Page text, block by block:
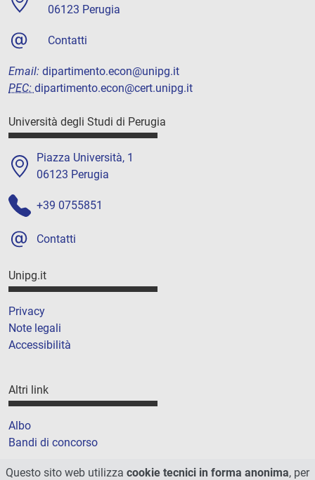
06123 Perugia
Contatti
Email: dipartimento.econ@unipg.it
PEC: dipartimento.econ@cert.unipg.it
Università degli Studi di Perugia
Piazza Università, 1
06123 Perugia
+39 0755851
Contatti
Unipg.it
Privacy
Note legali
Accessibilità
Altri link
Albo
Bandi di concorso
Amministrazione trasparente
Questo sito web utilizza cookie tecnici in forma anonima, per